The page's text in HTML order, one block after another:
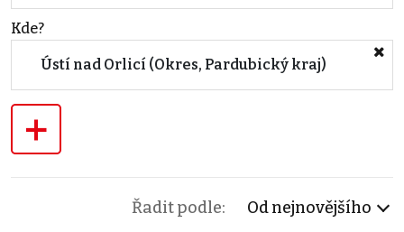
Kde?
Ústí nad Orlicí (Okres, Pardubický kraj)
+
Řadit podle: Od nejnovějšího